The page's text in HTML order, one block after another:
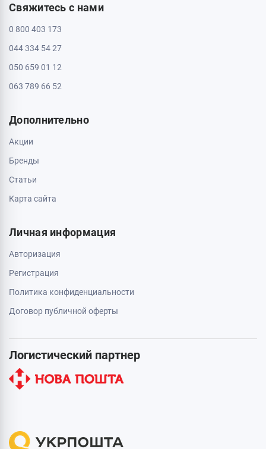
Свяжитесь с нами
0 800 403 173
044 334 54 27
050 659 01 12
063 789 66 52
Дополнительно
Акции
Бренды
Статьи
Карта сайта
Личная информация
Авторизация
Регистрация
Политика конфиденциальности
Договор публичной оферты
Логистический партнер